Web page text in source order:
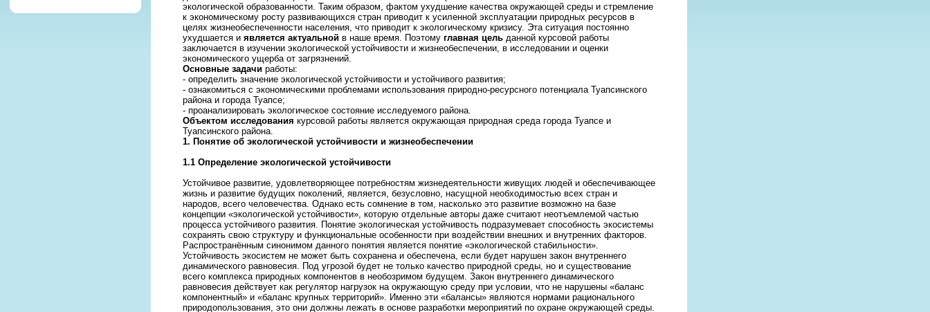
экологической образованности. Таким образом, фактом ухудшение качества окружающей среды и стремление
к экономическому росту развивающихся стран приводит к усиленной эксплуатации природных ресурсов в
целях жизнеобеспеченности населения, что приводит к экологическому кризису. Эта ситуация постоянно
ухудшается и является актуальной в наше время. Поэтому главная цель данной курсовой работы
заключается в изучении экологической устойчивости и жизнеобеспечении, в исследовании и оценки
экономического ущерба от загрязнений.
Основные задачи работы:
- определить значение экологической устойчивости и устойчивого развития;
- ознакомиться с экономическими проблемами использования природно-ресурсного потенциала Туапсинского
района и города Туапсе;
- проанализировать экологическое состояние исследуемого района.
Объектом исследования курсовой работы является окружающая природная среда города Туапсе и
Туапсинского района.
1. Понятие об экологической устойчивости и жизнеобеспечении
1.1 Определение экологической устойчивости
Устойчивое развитие, удовлетворяющее потребностям жизнедеятельности живущих людей и обеспечивающее
жизнь и развитие будущих поколений, является, безусловно, насущной необходимостью всех стран и
народов, всего человечества. Однако есть сомнение в том, насколько это развитие возможно на базе
концепции «экологической устойчивости», которую отдельные авторы даже считают неотъемлемой частью
процесса устойчивого развития. Понятие экологическая устойчивость подразумевает способность экосистемы
сохранять свою структуру и функциональные особенности при воздействии внешних и внутренних факторов.
Распространённым синонимом данного понятия является понятие «экологической стабильности».
Устойчивость экосистем не может быть сохранена и обеспечена, если будет нарушен закон внутреннего
динамического равновесия. Под угрозой будет не только качество природной среды, но и существование
всего комплекса природных компонентов в необозримом будущем. Закон внутреннего динамического
равновесия действует как регулятор нагрузок на окружающую среду при условии, что не нарушены «баланс
компонентный» и «баланс крупных территорий». Именно эти «балансы» являются нормами рационального
природопользования, это они должны лежать в основе разработки мероприятий по охране окружающей среды.